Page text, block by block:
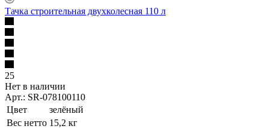
Тачка строительная двухколесная 110 л
25
Нет в наличии
Арт.: SR-078100110
Цвет
зелёный
Вес нетто 15,2 кг